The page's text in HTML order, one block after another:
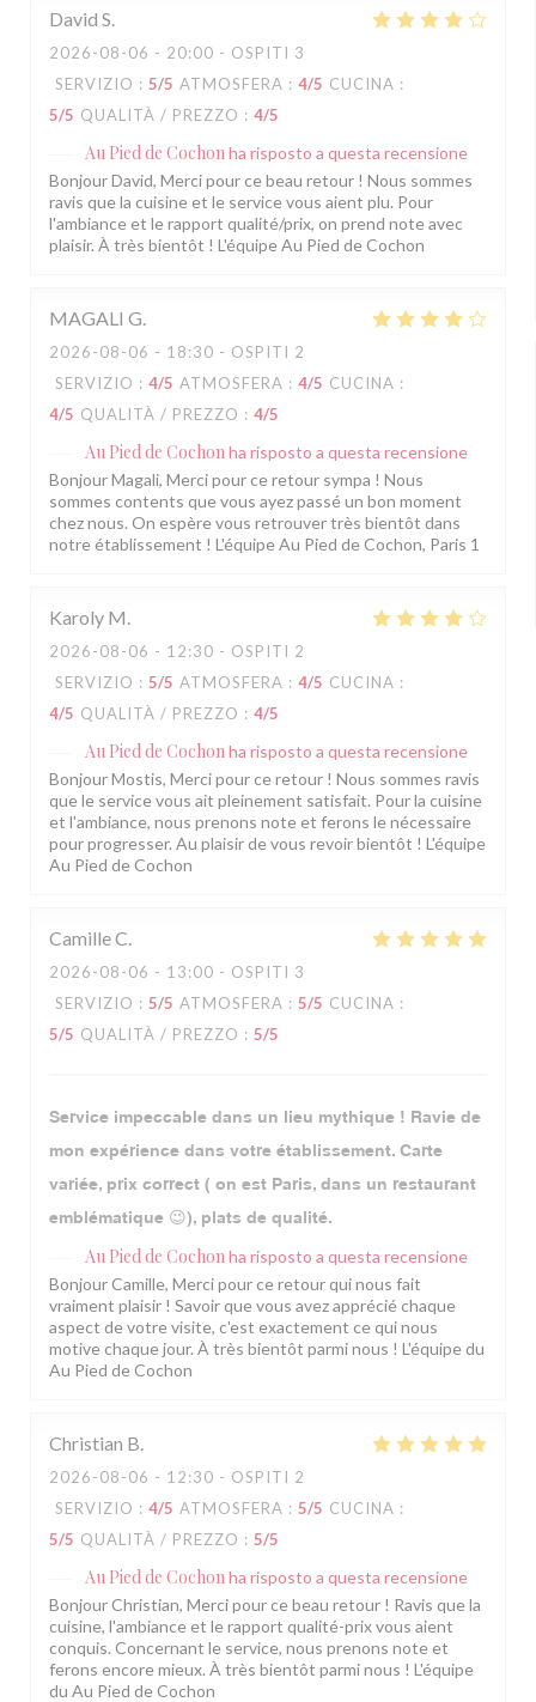
David S
2026-08-06 - 20:00 - OSPITI 3
SERVIZIO : 5/5 ATMOSFERA : 4/5 CUCINA :
5/5 QUALITÀ / PREZZO : 4/5
Au Pied de Cochonha risposto a questa recensione
Bonjour David, Merci pour ce beau retour ! Nous sommes
ravis que la cuisine et le service vous aient plu. Pour
l'ambiance et le rapport qualité/prix, on prend note avec
plaisir. À très bientôt ! L'équipe Au Pied de Cochon
MAGALI G
2026-08-06 - 18:30 - OSPITI 2
SERVIZIO : 4/5 ATMOSFERA : 4/5 CUCINA :
4/5 QUALITÀ / PREZZO : 4/5
Au Pied de Cochonha risposto a questa recensione
Bonjour Magali, Merci pour ce retour sympa ! Nous
sommes contents que vous ayez passé un bon moment
chez nous. On espère vous retrouver très bientôt dans
notre établissement ! L'équipe Au Pied de Cochon, Paris 1
Karoly M
2026-08-06 - 12:30 - OSPITI 2
SERVIZIO : 5/5 ATMOSFERA : 4/5 CUCINA :
4/5 QUALITÀ / PREZZO : 4/5
Au Pied de Cochonha risposto a questa recensione
Bonjour Mostis, Merci pour ce retour ! Nous sommes ravis
que le service vous ait pleinement satisfait. Pour la cuisine
et l'ambiance, nous prenons note et ferons le nécessaire
pour progresser. Au plaisir de vous revoir bientôt ! L'équipe
Au Pied de Cochon
CamilleC
2026-08-06 - 13:00 - OSPITI 3
SERVIZIO : 5/5 ATMOSFERA : 5/5 CUCINA :
5/5 QUALITÀ / PREZZO : 5/5
Service impeccable dans un lieu mythique ! Ravie de
mon expérience dans votre établissement. Carte
variée, prix correct ( on est Paris, dans un restaurant
emblématique 😉), plats de qualité.
Au Pied de Cochonha risposto a questa recensione
Bonjour Camille, Merci pour ce retour qui nous fait
vraiment plaisir ! Savoir que vous avez apprécié chaque
aspect de votre visite, c'est exactement ce qui nous
motive chaque jour. À très bientôt parmi nous ! L'équipe du
Au Pied de Cochon
Christian B
2026-08-06 - 12:30 - OSPITI 2
SERVIZIO : 4/5 ATMOSFERA : 5/5 CUCINA :
5/5 QUALITÀ / PREZZO : 5/5
Au Pied de Cochonha risposto a questa recensione
Bonjour Christian, Merci pour ce beau retour ! Ravis que la
cuisine, l'ambiance et le rapport qualité-prix vous aient
conquis. Concernant le service, nous prenons note et
ferons encore mieux. À très bientôt parmi nous ! L'équipe
du Au Pied de Cochon